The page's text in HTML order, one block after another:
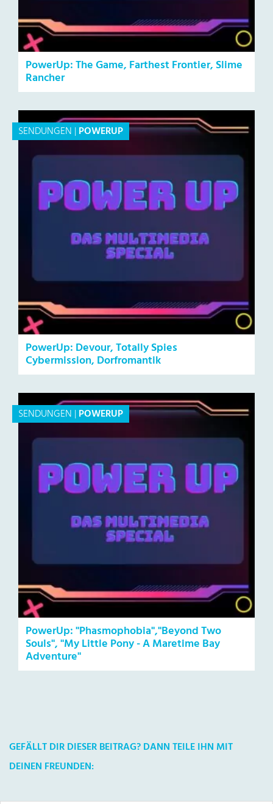
PowerUp: The Game, Farthest Frontier, Slime
Rancher
SENDUNGEN |POWERUP
PowerUp: Devour, Totally Spies
Cybermission, Dorfromantik
SENDUNGEN |POWERUP
PowerUp: "Phasmophobia","Beyond Two
Souls", "My Little Pony - A Maretime Bay
Adventure"
GEFÄLLT DIR DIESER BEITRAG? DANN TEILE IHN MIT
DEINEN FREUNDEN: